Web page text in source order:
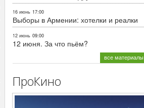
16 июнь 17:00
Выборы в Армении: хотелки и реалки
12 июнь 09:00
12 июня. За что пьём?
все материалы
ПроКино